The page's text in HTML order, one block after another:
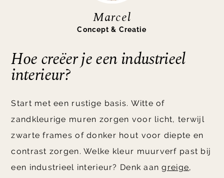
Marcel
Concept & Creatie
Hoe creëer je een industrieel
interieur?
Start met een rustige basis. Witte of
zandkleurige muren zorgen voor licht, terwijl
zwarte frames of donker hout voor diepte en
contrast zorgen. Welke kleur muurverf past bij
een industrieel interieur? Denk aangreige,